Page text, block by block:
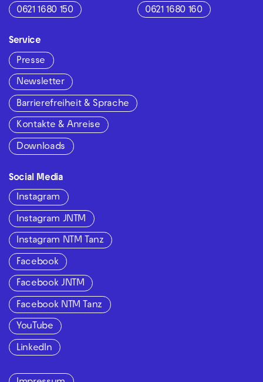
0621 1680 150 0621 1680 160
Service
Presse
Newsletter
Barrierefreiheit & Sprache
Kontakte & Anreise
Downloads
Social Media
Instagram
Instagram JNTM
Instagram NTM Tanz
Facebook
Facebook JNTM
Facebook NTM Tanz
YouTube
LinkedIn